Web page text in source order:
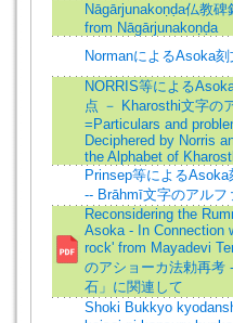
Nāgārjunakoṇḍa仏教
from Nāgārjunakoṇḍa
NormanによるAsoka
NORRIS等による
点 － Kharosthi文字の
=Particulars and
Deciphered by Norris
the Alphabet of
Prinsep等による
-- Brāhmī文字のアルフ
Reconsidering the
Asoka - In Connection
rock' from Mayadevi
のアショーカ法勅再考
石」に関連して
Shoki Bukkyo